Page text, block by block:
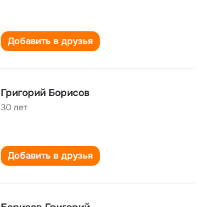
Добавить в друзья
Григорий Борисов
30 лет
Добавить в друзья